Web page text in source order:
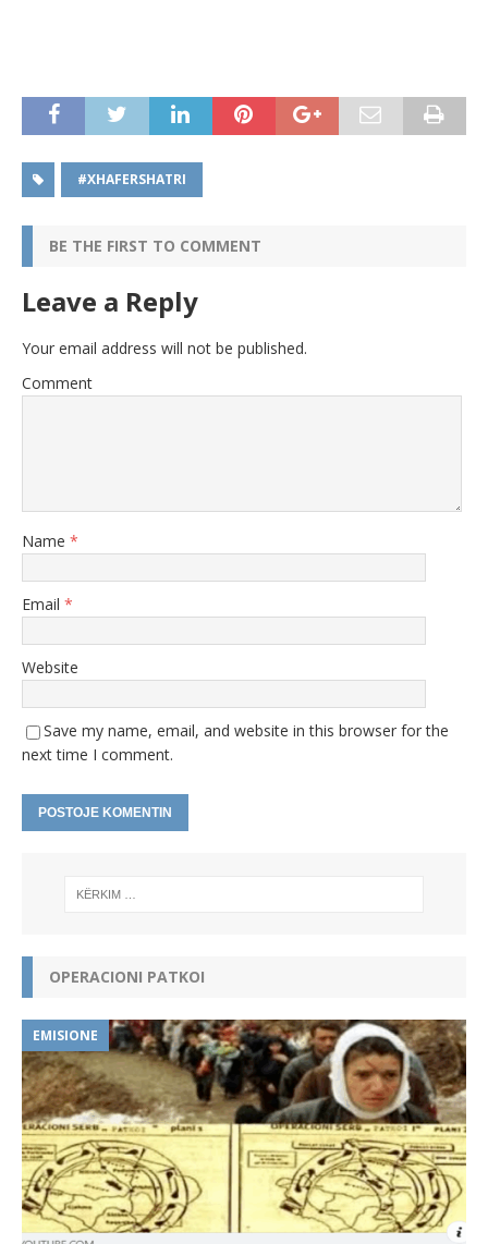
#XHAFERSHATRI
BE THE FIRST TO COMMENT
Leave a Reply
Your email address will not be published.
Comment
Name *
Email *
Website
Save my name, email, and website in this browser for the
next time I comment.
n
v
e
:
OPERACIONI PATKOI
EMISIONE